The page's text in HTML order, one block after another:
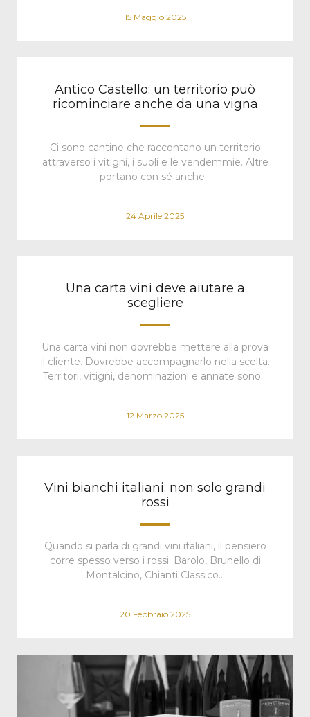
15 Maggio 2025
Antico Castello: un territorio può
ricominciare anche da una vigna
Ci sono cantine che raccontano un territorio
attraverso i vitigni, i suoli e le vendemmie. Altre
portano con sé anche…
24 Aprile 2025
Una carta vini deve aiutare a
scegliere
Una carta vini non dovrebbe mettere alla prova
il cliente. Dovrebbe accompagnarlo nella scelta.
Territori, vitigni, denominazioni e annate sono…
12 Marzo 2025
Vini bianchi italiani: non solo grandi
rossi
Quando si parla di grandi vini italiani, il pensiero
corre spesso verso i rossi. Barolo, Brunello di
Montalcino, Chianti Classico…
20 Febbraio 2025